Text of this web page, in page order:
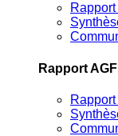
Rapport